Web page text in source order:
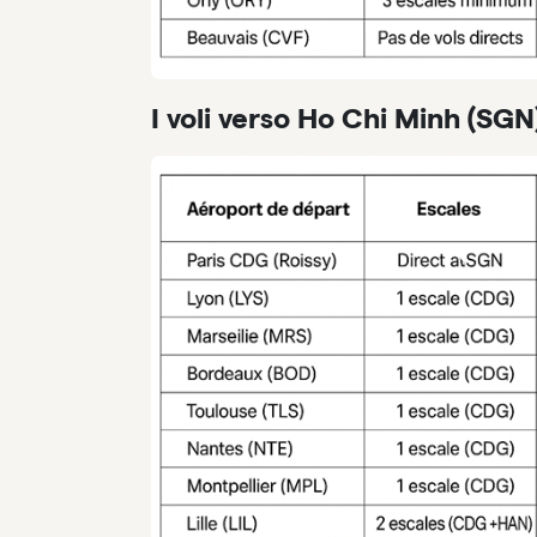
I voli verso Ho Chi Minh